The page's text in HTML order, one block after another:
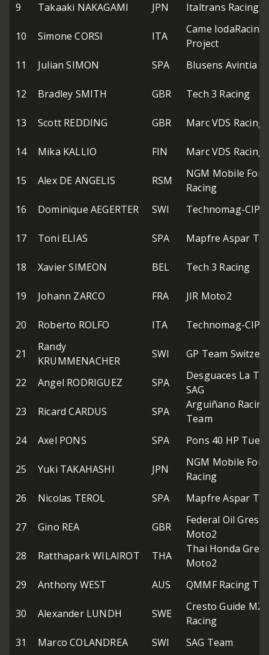
9 Takaaki NAKAGAMI JPN Italtrans Racing
10 Simone CORSI ITA
Came IodaRacing
Project
11
Julian SIMON SPA Blusens Avintia
12 Bradley SMITH GBR Tech 3 Racing
13 Scott REDDING GBR Marc VDS Racing
14 Mika KALLIO FIN Marc VDS Racing
15 Alex DE ANGELIS RSM
NGM Mobile
Racing
16
Dominique AEGERTER SWI Technomag-CIP
17 Toni ELIAS SPA Mapfre Aspar
18 Xavier SIMEON BEL Tech 3 Racing
19 Johann ZARCO FRA JIR Moto2
20 Roberto ROLFO ITA Technomag-CIP
21
Randy
KRUMMENACHER
SWI GP Team
22 Angel RODRIGUEZ SPA
Desguaces La
SAG
23
Ricard CARDUS SPA
Arguiñano Racing
Team
24
Axel PONS SPA Pons 40 HP
25 Yuki TAKAHASHI JPN
NGM Mobile
Racing
26
Nicolas TEROL SPA Mapfre Aspar
27 Gino REA GBR
Federal Oil
Moto2
28
Ratthapark WILAIROT THA
Thai Honda
Moto2
29
Anthony WEST AUS QMMF Racing
30 Alexander LUNDH SWE
Cresto Guide MZ
Racing
31
Marco COLANDREA SWI SAG Team